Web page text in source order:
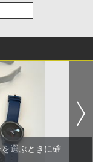
選ぶときに確